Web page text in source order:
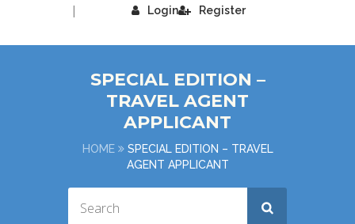
Login
| Register
SPECIAL EDITION –
TRAVEL AGENT
APPLICANT
HOME
SPECIAL EDITION – TRAVEL
AGENT APPLICANT